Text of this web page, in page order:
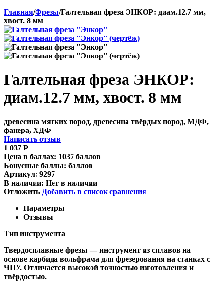
Главная/Фрезы/Галтельная фреза ЭНКОР: диам.12.7 мм,
хвост. 8 мм
Галтельная фреза ЭНКОР:
диам.12.7 мм, хвост. 8 мм
древесина мягких пород, древесина твёрдых пород, МДФ,
фанера, ХДФ
Написать отзыв
1 037 Р
Цена в баллах: 1037 баллов
Бонусные баллы: баллов
Артикул: 9297
В наличии: Нет в наличии
Отложить Добавить в список сравнения
Параметры
Отзывы
Тип инструмента
Твердосплавные фрезы — инструмент из сплавов на
основе карбида вольфрама для фрезерования на станках с
ЧПУ. Отличается высокой точностью изготовления и
твёрдостью.